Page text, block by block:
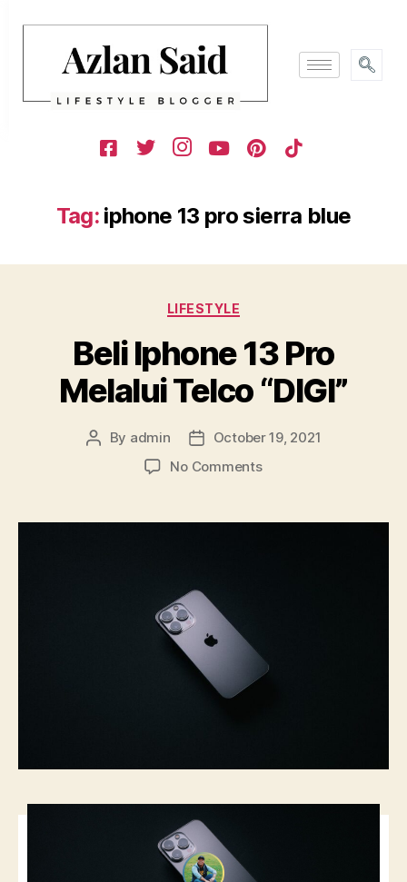
Tag: iphone 13 pro sierra blue
LIFESTYLE
Beli Iphone 13 Pro
Melalui Telco “DIGI”
By admin
October 19, 2021
No Comments